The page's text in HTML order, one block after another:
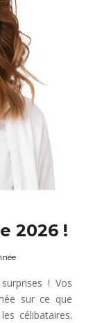
2026 !
! Vos
sur ce que
célibataires.